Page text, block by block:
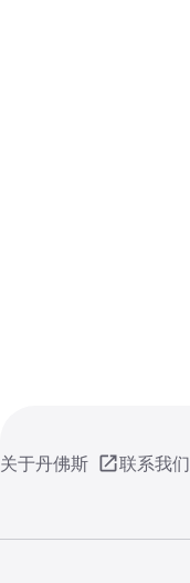
关于丹佛斯 联系我们